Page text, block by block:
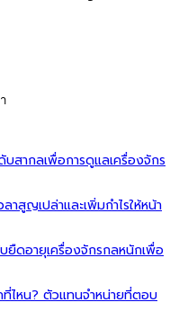
สากลเพื่อการดูแลเครื่องจักร
าสูญเปล่าและเพิ่มกำไรให้หน้า
ยืดอายุเครื่องจักรกลหนักเพื่อ
ที่ไหน? ตัวแทนจำหน่ายที่ตอบ